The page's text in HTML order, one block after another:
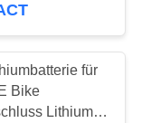
für
Bike
Lithium-